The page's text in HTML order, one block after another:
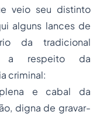
veio seu distinto
alguns lances de
da tradicional
a respeito da
criminal:
e cabal da
digna de gravar-